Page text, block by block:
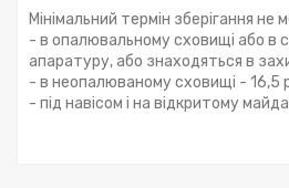
Мінімальний термін зберігання не
- в опалювальному сховищі або в
апаратуру, або знаходяться в
- в неопалюваному сховищі - 16,5
- під навісом і на відкритому